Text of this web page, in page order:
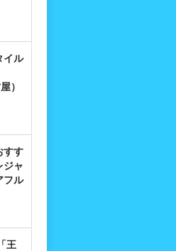
イル
）
すす
ジャ
フル
王